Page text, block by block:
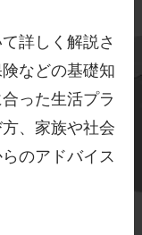
詳しく解説さ
などの基礎知
った生活プラ
、家族や社会
のアドバイス